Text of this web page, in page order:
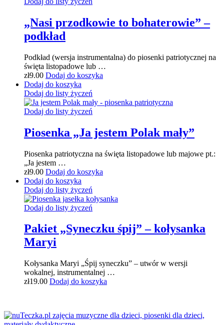
„Nasi przodkowie to bohaterowie” –
podkład
Podkład (wersja instrumentalna) do piosenki patriotycznej na
święta listopadowe lub …
zł9.00 Dodaj do koszyka
Dodaj do koszyka
Dodaj do listy życzeń
Dodaj do listy życzeń
Piosenka „Ja jestem Polak mały”
Piosenka patriotyczna na święta listopadowe lub majowe pt.:
„Ja jestem …
zł9.00 Dodaj do koszyka
Dodaj do koszyka
Dodaj do listy życzeń
Dodaj do listy życzeń
Pakiet „Syneczku śpij” – kołysanka
Maryi
Kołysanka Maryi „Śpij syneczku” – utwór w wersji
wokalnej, instrumentalnej …
zł19.00 Dodaj do koszyka